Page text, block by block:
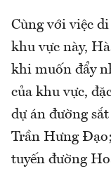
Cùng với việc
khu vực này,
khi muốn đẩy
của khu vực,
dự án đường
Trần Hưng
tuyến đường